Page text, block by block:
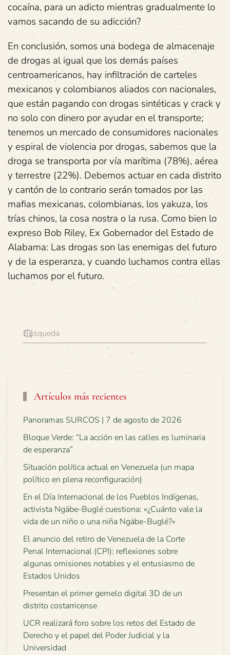
cocaína, para un adicto mientras gradualmente lo
vamos sacando de su adicción?
En conclusión, somos una bodega de almacenaje
de drogas al igual que los demás países
centroamericanos, hay infiltración de carteles
mexicanos y colombianos aliados con nacionales,
que están pagando con drogas sintéticas y crack y
no solo con dinero por ayudar en el transporte;
tenemos un mercado de consumidores nacionales
y espiral de violencia por drogas, sabemos que la
droga se transporta por vía marítima (78%), aérea
y terrestre (22%). Debemos actuar en cada distrito
y cantón de lo contrario serán tomados por las
mafias mexicanas, colombianas, los yakuza, los
trías chinos, la cosa nostra o la rusa. Como bien lo
expreso Bob Riley, Ex Gobernador del Estado de
Alabama: Las drogas son las enemigas del futuro
y de la esperanza, y cuando luchamos contra ellas
luchamos por el futuro.
Artículos más recientes
Panoramas SURCOS | 7 de agosto de 2026
Bloque Verde: “La acción en las calles es luminaria
de esperanza”
Situación política actual en Venezuela (un mapa
político en plena reconfiguración)
En el Día Internacional de los Pueblos Indígenas,
activista Ngäbe-Buglé cuestiona: «¿Cuánto vale la
vida de un niño o una niña Ngäbe-Buglé?»
El anuncio del retiro de Venezuela de la Corte
Penal Internacional (CPI): reflexiones sobre
algunas omisiones notables y el entusiasmo de
Estados Unidos
Presentan el primer gemelo digital 3D de un
distrito costarricense
UCR realizará foro sobre los retos del Estado de
Derecho y el papel del Poder Judicial y la
Universidad